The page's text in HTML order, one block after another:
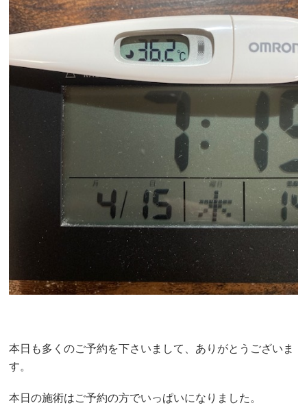
本日も多くのご予約を下さいまして、ありがとうございま
す。
本日の施術はご予約の方でいっぱいになりました。